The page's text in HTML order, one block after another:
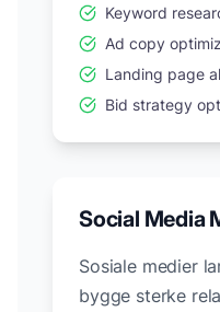
Keyword
Ad copy
Landing page
Bid strategy
Social Media
Sosiale medier
bygge sterke